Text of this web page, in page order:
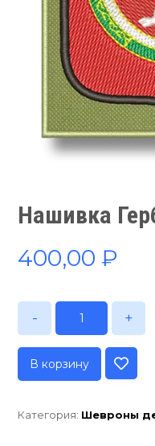
Нашивка
400,00₽
- +
В корзину
Категория: Шевроны